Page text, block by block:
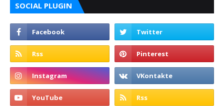
SOCIAL PLUGIN